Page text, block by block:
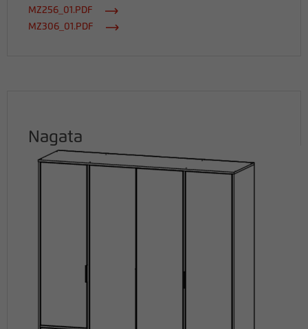
MZ256_01.PDF
MZ306_01.PDF
Nagata